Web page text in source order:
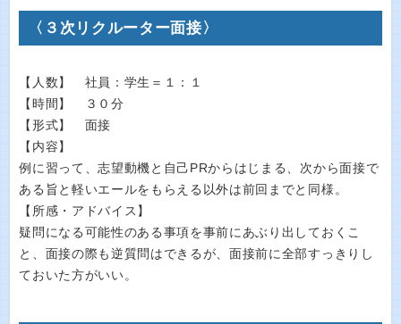
〈３次リクルーター面接〉
【人数】 社員：学生＝１：１
【時間】 ３０分
【形式】 面接
【内容】
例に習って、志望動機と自己PRからはじまる、次から面接で
ある旨と軽いエールをもらえる以外は前回までと同様。
【所感・アドバイス】
疑問になる可能性のある事項を事前にあぶり出しておくこ
と、面接の際も逆質問はできるが、面接前に全部すっきりし
ておいた方がいい。